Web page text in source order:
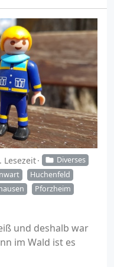
Lesezeit
Diverses
Huchenfeld
Pforzheim
und deshalb war
im Wald ist es